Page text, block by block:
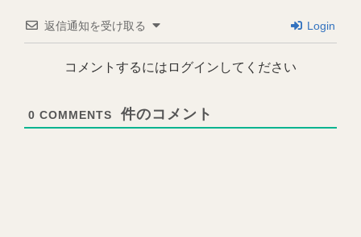
返信通知を受け取る Login
コメントするにはログインしてください
0 COMMENTS